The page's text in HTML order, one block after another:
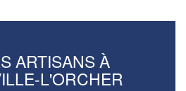
ARTISANS À
L'ORCHER